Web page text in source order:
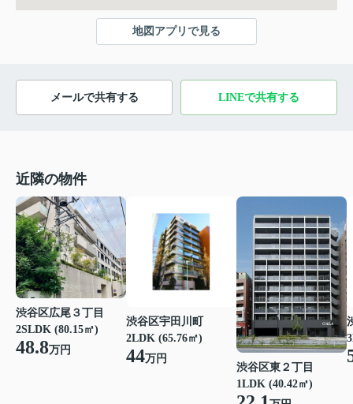
地図アプリで見る
メールで共有する LINEで共有する
近隣の物件
渋谷区広尾３丁目
2SLDK (80.15㎡)
48.8万円
渋谷区宇田川町
2LDK (65.76㎡)
44万円
渋谷区東２丁目
1LDK (40.42㎡)